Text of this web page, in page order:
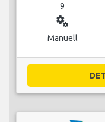
9
miscellaneous_services
Manuell